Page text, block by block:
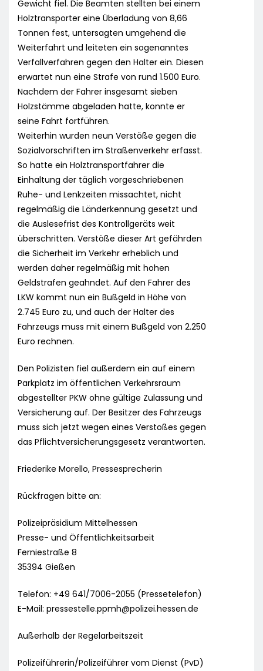
Gewicht fiel. Die Beamten stellten bei einem
Holztransporter eine Überladung von 8,66
Tonnen fest, untersagten umgehend die
Weiterfahrt und leiteten ein sogenanntes
Verfallverfahren gegen den Halter ein. Diesen
erwartet nun eine Strafe von rund 1.500 Euro.
Nachdem der Fahrer insgesamt sieben
Holzstämme abgeladen hatte, konnte er
seine Fahrt fortführen.
Weiterhin wurden neun Verstöße gegen die
Sozialvorschriften im Straßenverkehr erfasst.
So hatte ein Holztransportfahrer die
Einhaltung der täglich vorgeschriebenen
Ruhe- und Lenkzeiten missachtet, nicht
regelmäßig die Länderkennung gesetzt und
die Auslesefrist des Kontrollgeräts weit
überschritten. Verstöße dieser Art gefährden
die Sicherheit im Verkehr erheblich und
werden daher regelmäßig mit hohen
Geldstrafen geahndet. Auf den Fahrer des
LKW kommt nun ein Bußgeld in Höhe von
2.745 Euro zu, und auch der Halter des
Fahrzeugs muss mit einem Bußgeld von 2.250
Euro rechnen.
Den Polizisten fiel außerdem ein auf einem
Parkplatz im öffentlichen Verkehrsraum
abgestellter PKW ohne gültige Zulassung und
Versicherung auf. Der Besitzer des Fahrzeugs
muss sich jetzt wegen eines Verstoßes gegen
das Pflichtversicherungsgesetz verantworten.
Friederike Morello, Pressesprecherin
Rückfragen bitte an:
Polizeipräsidium Mittelhessen
Presse- und Öffentlichkeitsarbeit
Ferniestraße 8
35394 Gießen
Telefon: +49 641/7006-2055 (Pressetelefon)
E-Mail: pressestelle.ppmh@polizei.hessen.de
Außerhalb der Regelarbeitszeit
Polizeiführerin/Polizeiführer vom Dienst (PvD)